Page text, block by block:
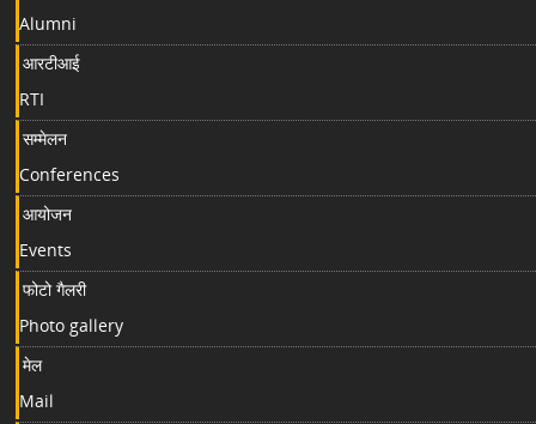
Alumni
आरटीआई
RTI
सम्मेलन
Conferences
आयोजन
Events
फोटो गैलरी
Photo gallery
मेल
Mail